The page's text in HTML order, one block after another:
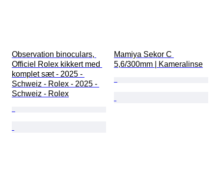
Observation binoculars,
Officiel Rolex kikkert med
komplet sæt - 2025 -
Schweiz - Rolex - 2025 -
Schweiz - Rolex
Mamiya Sekor C
5,6/300mm | Kameralinse